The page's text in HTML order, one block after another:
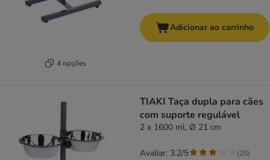
4 opções
Adicionar ao carrinho
TIAKI Taça dupla para cães
com suporte regulável
2 x 1600 ml, Ø 21 cm
Avaliar: 3.2/5 (25)